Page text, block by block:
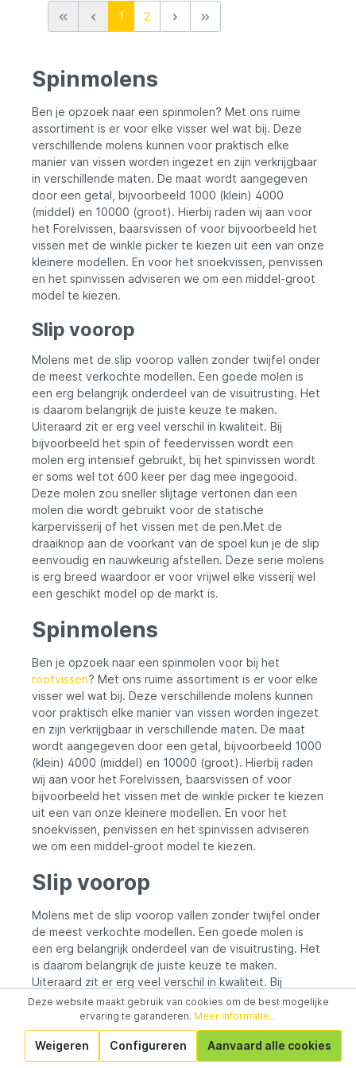
InfinityDrive en InfinityXross levert de
Stella SW D enorme draaikracht met een
uiterst soepele werking, zelfs onder
Tough Drag biedt maximale controle tijdens
zware drils op krachtige zoutwatervissen.
De waterdichte constructie beschermt
interne componenten optimaal tegen zout,
water en vuil waardoor de molen langdurig
topprestaties blijft leveren. De Stella SW D
is ontwikkeld voor fanatieke sportvissers
die geen compromissen willen sluiten
tijdens offshore vissen, jiggen, popping en
zware spinning technieken. Belangrijkste
kenmerken High-end zoutwater spinmolen
HAGANE Gear aandrijving InfinityDrive
technologie Heat Sink Drag systeem
Waterdichte heavy-duty constructie
Voordelen Enorme krachtreserve Zeer
soepele rotatie Maximale controle tijdens
Geschikt voor Offshore vissen Jiggen
zoutwatervissen
1 2
Spinmolens
Ben je opzoek naar een spinmolen? Met ons ruime
assortiment is er voor elke visser wel wat bij. Deze
verschillende molens kunnen voor praktisch elke
manier van vissen worden ingezet en zijn verkrijgbaar
in verschillende maten. De maat wordt aangegeven
door een getal, bijvoorbeeld 1000 (klein) 4000
(middel) en 10000 (groot). Hierbij raden wij aan voor
het Forelvissen, baarsvissen of voor bijvoorbeeld het
vissen met de winkle picker te kiezen uit een van onze
kleinere modellen. En voor het snoekvissen, penvissen
en het spinvissen adviseren we om een middel-groot
model te kiezen.
Slip voorop
Molens met de slip voorop vallen zonder twijfel onder
de meest verkochte modellen. Een goede molen is
een erg belangrijk onderdeel van de visuitrusting. Het
is daarom belangrijk de juiste keuze te maken.
Uiteraard zit er erg veel verschil in kwaliteit. Bij
bijvoorbeeld het spin of feedervissen wordt een
molen erg intensief gebruikt, bij het spinvissen wordt
er soms wel tot 600 keer per dag mee ingegooid.
Deze molen zou sneller slijtage vertonen dan een
molen die wordt gebruikt voor de statische
karpervisserij of het vissen met de pen.Met de
draaiknop aan de voorkant van de spoel kun je de slip
eenvoudig en nauwkeurig afstellen. Deze serie molens
is erg breed waardoor er voor vrijwel elke visserij wel
een geschikt model op de markt is.
Spinmolens
Ben je opzoek naar een spinmolen voor bij het
roofvissen? Met ons ruime assortiment is er voor elke
visser wel wat bij. Deze verschillende molens kunnen
voor praktisch elke manier van vissen worden ingezet
en zijn verkrijgbaar in verschillende maten. De maat
wordt aangegeven door een getal, bijvoorbeeld 1000
(klein) 4000 (middel) en 10000 (groot). Hierbij raden
wij aan voor het Forelvissen, baarsvissen of voor
bijvoorbeeld het vissen met de winkle picker te kiezen
uit een van onze kleinere modellen. En voor het
snoekvissen, penvissen en het spinvissen adviseren
we om een middel-groot model te kiezen.
Slip voorop
Molens met de slip voorop vallen zonder twijfel onder
de meest verkochte modellen. Een goede molen is
een erg belangrijk onderdeel van de visuitrusting. Het
is daarom belangrijk de juiste keuze te maken.
Uiteraard zit er erg veel verschil in kwaliteit. Bij
bijvoorbeeld het spin of feedervissen wordt een
molen erg intensief gebruikt, bij het spinvissen wordt
er soms wel tot 600 keer per dag mee ingegooid.
Deze molen zou sneller slijtage vertonen dan een
molen die wordt gebruikt voor de statische
Deze website maakt gebruik van cookies om de best mogelijke
ervaring te garanderen. Meer informatie...
Weigeren Configureren Aanvaard alle cookies